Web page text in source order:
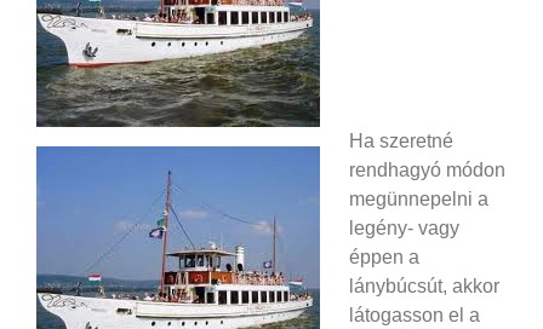
Ha szeretné
rendhagyó módon
megünnepelni a
legény- vagy
éppen a
lánybúcsút, akkor
látogasson el a